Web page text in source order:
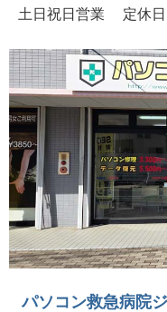
土日祝日営業 定休日
パソコン救急病院